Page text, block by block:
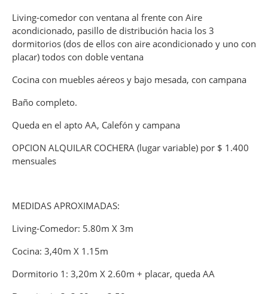
Living-comedor con ventana al frente con Aire
acondicionado, pasillo de distribución hacia los 3
dormitorios (dos de ellos con aire acondicionado y uno con
placar) todos con doble ventana
Cocina con muebles aéreos y bajo mesada, con campana
Baño completo.
Queda en el apto AA, Calefón y campana
OPCION ALQUILAR COCHERA (lugar variable) por $ 1.400
mensuales
MEDIDAS APROXIMADAS:
Living-Comedor: 5.80m X 3m
Cocina: 3,40m X 1.15m
Dormitorio 1: 3,20m X 2.60m + placar, queda AA